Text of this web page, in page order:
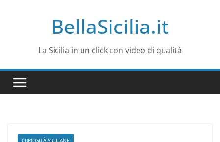
BellaSicilia.it
La Sicilia in un click con video di qualità
CURIOSITÀ SICILIANE